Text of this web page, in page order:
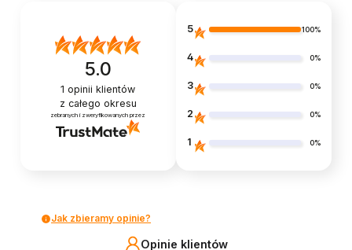
5.0
1 opinii klientów
z całego okresu
zebranych i zweryfikowanych przez
5 100%
4 0%
3 0%
2 0%
1 0%
Jak zbieramy opinie?
Opinie klientów